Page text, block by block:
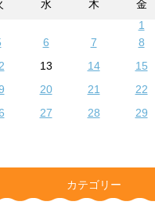
水 木 金
1
6 7 8
13 14 15
20 21 22
27 28 29
カテゴリー